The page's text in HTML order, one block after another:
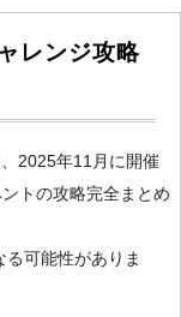
レンジ攻略
2025年11月に開催
トの攻略完全まとめ
可能性がありま